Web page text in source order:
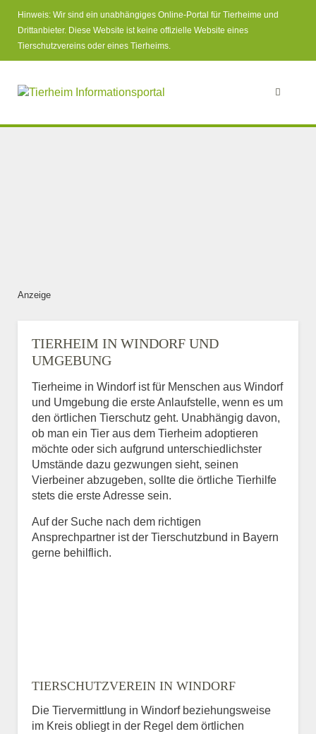
Hinweis: Wir sind ein unabhängiges Online-Portal für Tierheime und
Drittanbieter. Diese Website ist keine offizielle Website eines
Tierschutzvereins oder eines Tierheims.
Anzeige
TIERHEIM IN WINDORF UND
UMGEBUNG
Tierheime in Windorf ist für Menschen aus Windorf
und Umgebung die erste Anlaufstelle, wenn es um
den örtlichen Tierschutz geht. Unabhängig davon,
ob man ein Tier aus dem Tierheim adoptieren
möchte oder sich aufgrund unterschiedlichster
Umstände dazu gezwungen sieht, seinen
Vierbeiner abzugeben, sollte die örtliche Tierhilfe
stets die erste Adresse sein.
Auf der Suche nach dem richtigen
Ansprechpartner ist der Tierschutzbund in Bayern
gerne behilflich.
TIERSCHUTZVEREIN IN WINDORF
Die Tiervermittlung in Windorf beziehungsweise
im Kreis obliegt in der Regel dem örtlichen